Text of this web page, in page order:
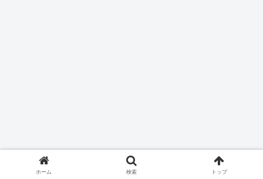
ホーム 検索 トップ